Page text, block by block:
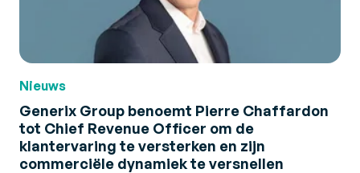
Nieuws
Generix Group benoemt Pierre Chaffardon
tot Chief Revenue Officer om de
klantervaring te versterken en zijn
commerciële dynamiek te versnellen